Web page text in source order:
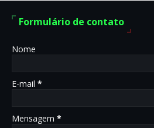
Formulário de contato
Nome
E-mail *
Mensagem *